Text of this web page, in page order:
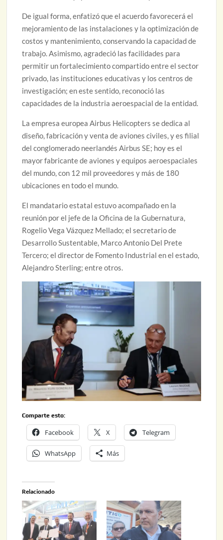
De igual forma, enfatizó que el acuerdo favorecerá el
mejoramiento de las instalaciones y la optimización de
costos y mantenimiento, conservando la capacidad de
trabajo. Asimismo, agradeció las facilidades para
permitir un fortalecimiento compartido entre el sector
privado, las instituciones educativas y los centros de
investigación; en este sentido, reconoció las
capacidades de la industria aeroespacial de la entidad.
La empresa europea Airbus Helicopters se dedica al
diseño, fabricación y venta de aviones civiles, y es filial
del conglomerado neerlandés Airbus SE; hoy es el
mayor fabricante de aviones y equipos aeroespaciales
del mundo, con 12 mil proveedores y más de 180
ubicaciones en todo el mundo.
El mandatario estatal estuvo acompañado en la
reunión por el jefe de la Oficina de la Gubernatura,
Rogelio Vega Vázquez Mellado; el secretario de
Desarrollo Sustentable, Marco Antonio Del Prete
Tercero; el director de Fomento Industrial en el estado,
Alejandro Sterling; entre otros.
Comparte esto:
Facebook X Telegram
WhatsApp Más
Relacionado